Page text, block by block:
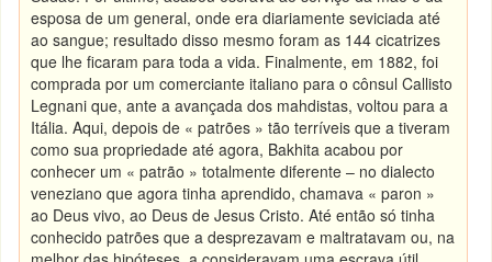
esposa de um general, onde era diariamente seviciada até
ao sangue; resultado disso mesmo foram as 144 cicatrizes
que lhe ficaram para toda a vida. Finalmente, em 1882, foi
comprada por um comerciante italiano para o cônsul Callisto
Legnani que, ante a avançada dos mahdistas, voltou para a
Itália. Aqui, depois de « patrões » tão terríveis que a tiveram
como sua propriedade até agora, Bakhita acabou por
conhecer um « patrão » totalmente diferente – no dialecto
veneziano que agora tinha aprendido, chamava « paron »
ao Deus vivo, ao Deus de Jesus Cristo. Até então só tinha
conhecido patrões que a desprezavam e maltratavam ou, na